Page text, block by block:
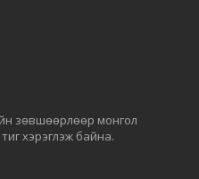
зөвшөөрлөөр монгол
хэрэглэж байна.